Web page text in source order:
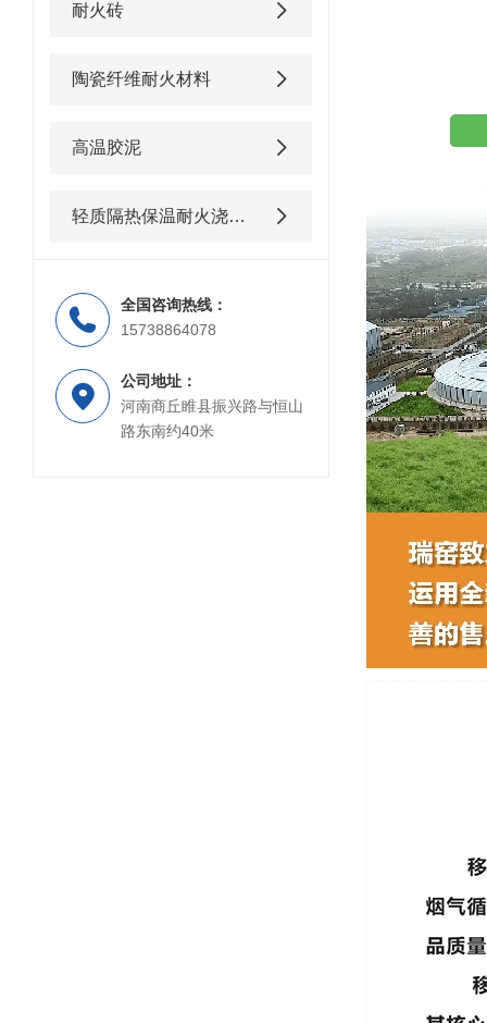
耐火砖
陶瓷纤维耐火材料
高温胶泥
轻质隔热保温耐火浇注料
全国咨询热线：
15738864078
公司地址：
河南商丘睢县振兴路与恒山
路东南约40米